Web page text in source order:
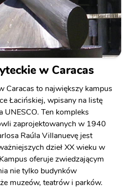
w Caracas
Caracas to największy kampus
Łacińskiej, wpisany na listę
Ten kompleks
zaprojektowanych w 1940
Raúla Villanuevę jest
dzieł XX wieku w
oferuje zwiedzającym
nie tylko budynków
muzeów, teatrów i parków.